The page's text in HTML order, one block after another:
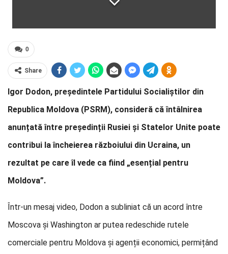
0
Share
Igor Dodon, președintele Partidului Socialiștilor din
Republica Moldova (PSRM), consideră că întâlnirea
anunțată între președinții Rusiei și Statelor Unite poate
contribui la încheierea războiului din Ucraina, un
rezultat pe care îl vede ca fiind „esențial pentru
Moldova”.
Într-un mesaj video, Dodon a subliniat că un acord între
Moscova și Washington ar putea redeschide rutele
comerciale pentru Moldova și agenții economici, permițând